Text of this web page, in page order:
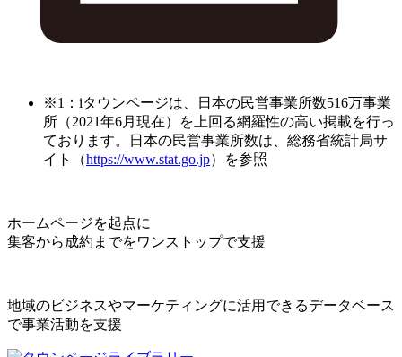
※1：iタウンページは、日本の民営事業所数516万事業
所（2021年6月現在）を上回る網羅性の高い掲載を行っ
ております。日本の民営事業所数は、総務省統計局サ
イト（https://www.stat.go.jp）を参照
ホームページを起点に
集客から成約までをワンストップで支援
地域のビジネスやマーケティングに活用できるデータベース
で事業活動を支援